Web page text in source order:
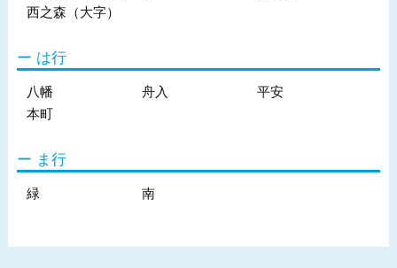
西之森（大字）
は行
八幡 舟入
平安
本町
ま行
緑 南